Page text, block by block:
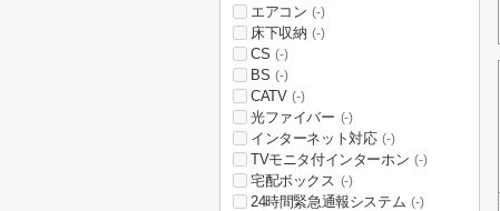
エアコン (-)
床下収納 (-)
CS (-)
BS (-)
CATV (-)
光ファイバー (-)
インターネット対応 (-)
TVモニタ付インターホン (-)
宅配ボックス (-)
24時間緊急通報システム (-)